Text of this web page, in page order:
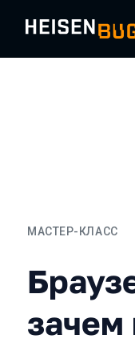
МАСТЕР-КЛАСС
зачем